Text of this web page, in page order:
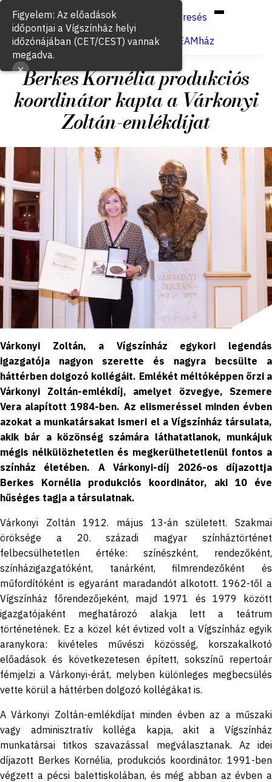
Keresés
Jegyvásárlás
VígSTREAMház
Berkes Kornélia produkciós
koordinátor kapta a Várkonyi
Zoltán-emlékdíjat
2026. május 14.
Várkonyi Zoltán, a Vígszínház egykori legendás
igazgatója nagyon szerette és nagyra becsülte a
háttérben dolgozó kollégáit. Emlékét méltóképpen őrzi a
Várkonyi Zoltán-emlékdíj, amelyet özvegye, Szemere
Vera alapított 1984-ben. Az elismeréssel minden évben
azokat a munkatársakat ismeri el a Vígszínház társulata,
akik bár a közönség számára láthatatlanok, munkájuk
mégis nélkülözhetetlen és megkerülhetetlenül fontos a
színház életében. A Várkonyi-díj 2026-os díjazottja
Berkes Kornélia produkciós koordinátor, aki 10 éve
hűséges tagja a társulatnak.
Várkonyi Zoltán 1912. május 13-án született. Szakmai
öröksége a 20. századi magyar színháztörténet
felbecsülhetetlen értéke: színészként, rendezőként,
színházigazgatóként, tanárként, filmrendezőként és
műfordítóként is egyaránt maradandót alkotott. 1962-től a
Vígszínház főrendezőjeként, majd 1971 és 1979 között
igazgatójaként meghatározó alakja lett a teátrum
történetének. Ez a közel két évtized volt a Vígszínház egyik
aranykora: kivételes művészi közösség, korszakalkotó
előadások és következetesen épített, sokszínű repertoár
fémjelzi a Várkonyi-érát, melyben különleges megbecsülés
vette körül a háttérben dolgozó kollégákat is.
A Várkonyi Zoltán-emlékdíjat minden évben az a műszaki
vagy adminisztratív kolléga kapja, akit a Vígszínház
munkatársai titkos szavazással megválasztanak. Az idei
díjazott Berkes Kornélia, produkciós koordinátor. 1991-ben
végzett a pécsi balettiskolában, és még abban az évben a
Figyelem: Az előadások
időpontjai a Vígszínház helyi
időzónájában (CET/CEST) vannak
megadva.